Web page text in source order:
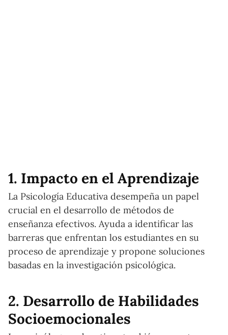
1. Impacto en el Aprendizaje
La Psicología Educativa desempeña un papel
crucial en el desarrollo de métodos de
enseñanza efectivos. Ayuda a identificar las
barreras que enfrentan los estudiantes en su
proceso de aprendizaje y propone soluciones
basadas en la investigación psicológica.
2. Desarrollo de Habilidades
Socioemocionales